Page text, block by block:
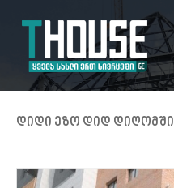
დიდი ეზო დიდ დიღომში